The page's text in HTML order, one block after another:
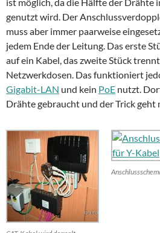
genutzt wird. Der
muss aber immer paarweise
jedem Ende der Leitung. Das erste
auf ein Kabel, das zweite Stück
Netzwerkdosen. Das funktioniert
Gigabit-LAN und kein PoE nutzt.
Drähte gebraucht und der Trick geht